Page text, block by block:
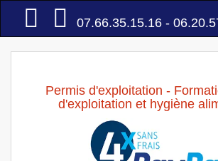
Accueil
07.66.35.15.16 -
Permis d'exploitation -
d'exploitation et hygiène